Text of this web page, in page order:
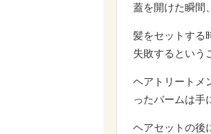
蓋を開けた瞬間
髪をセットする
失敗するという
ヘアトリートメ
ったバームは手
ヘアセットの後